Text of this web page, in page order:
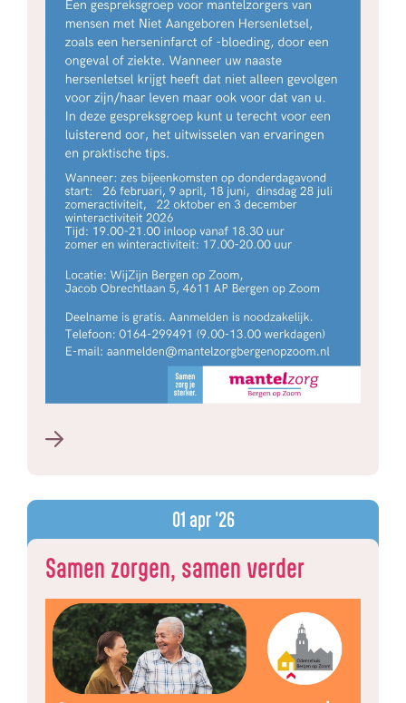
01 apr '26
Samen zorgen, samen verder